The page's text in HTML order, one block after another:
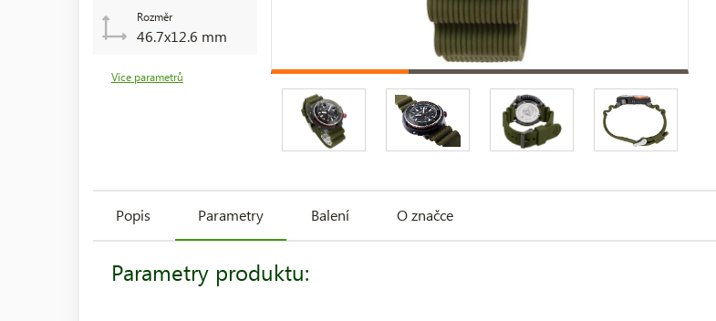
Rozměr
46.7x12.6 mm
Více parametrů
Popis Parametry Balení O značce
Parametry produktu: